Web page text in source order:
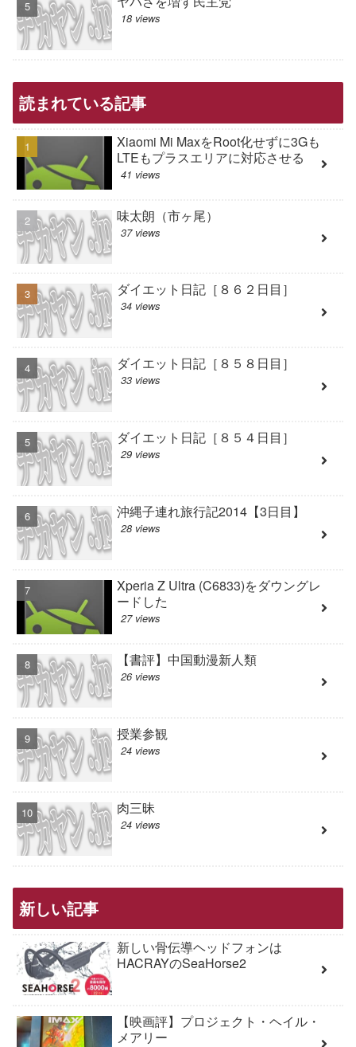
18 views
読まれている記事
Xiaomi Mi MaxをRoot化せずに3Gも
LTEもプラスエリアに対応させる
41 views
味太朗（市ヶ尾）
37 views
ダイエット日記［８６２日目］
34 views
ダイエット日記［８５８日目］
33 views
ダイエット日記［８５４日目］
29 views
沖縄子連れ旅行記2014【3日目】
28 views
Xperia Z Ultra (C6833)をダウングレ
ードした
27 views
【書評】中国動漫新人類
26 views
授業参観
24 views
肉三昧
24 views
新しい記事
新しい骨伝導ヘッドフォンは
HACRAYのSeaHorse2
【映画評】プロジェクト・ヘイル・
メアリー